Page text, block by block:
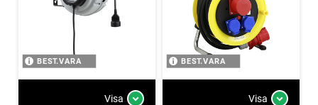
BEST.VARA
Visa
BEST.VARA
Visa